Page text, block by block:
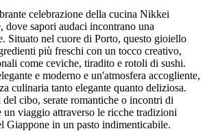
celebrazione della cucina Nikkei
dove sapori audaci incontrano una
Situato nel cuore di Porto, questo gioiello
più freschi con un tocco creativo,
come ceviche, tiradito e rotoli di sushi.
e moderno e un'atmosfera accogliente,
culinaria tanto elegante quanto deliziosa.
cibo, serate romantiche o incontri di
viaggio attraverso le ricche tradizioni
Giappone in un pasto indimenticabile.